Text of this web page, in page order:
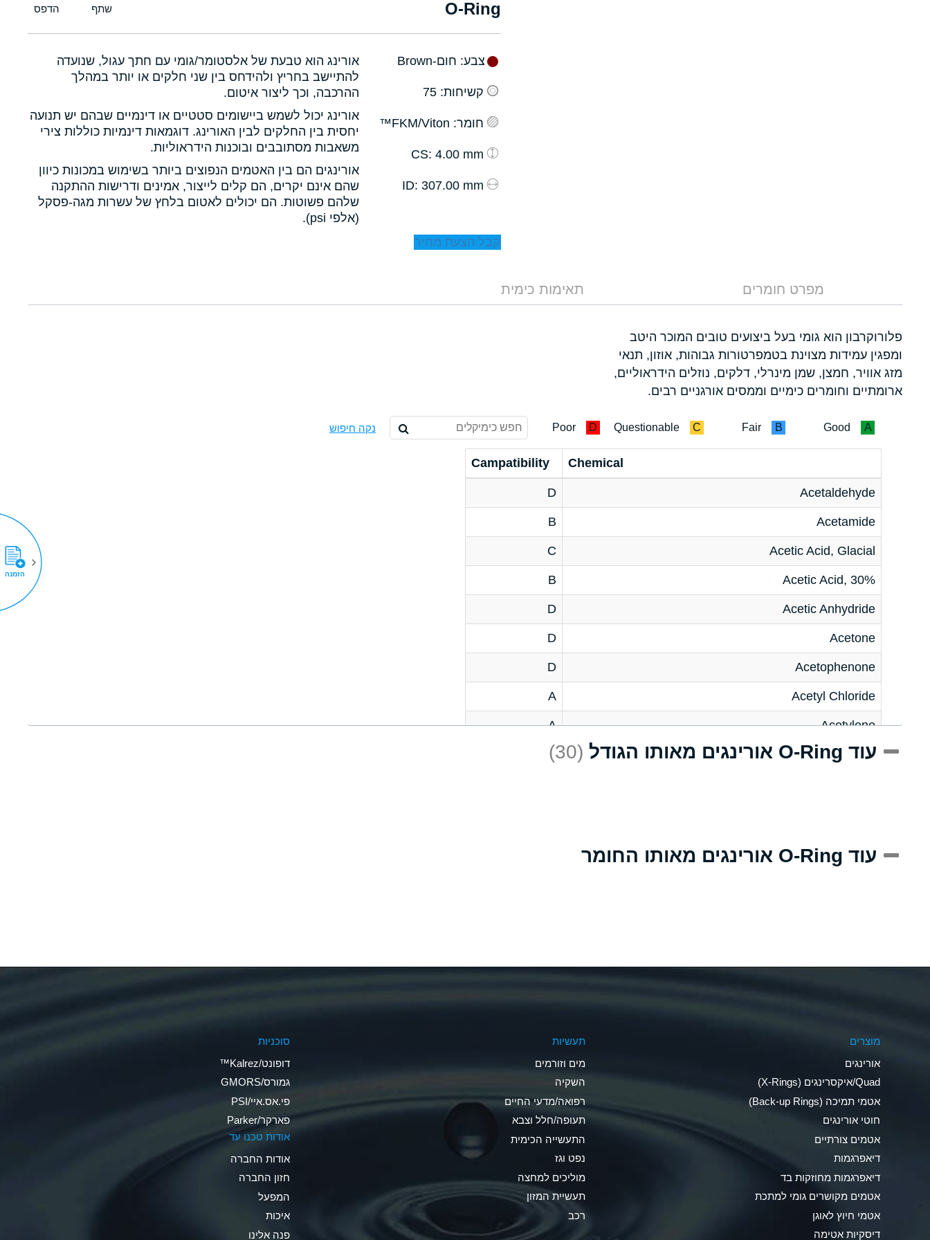
O-Ring
אורינג הוא טבעת של אלסטומר/גומי עם חתך עגול, שנועדה
להתיישב בחריץ ולהידחס בין שני חלקים או יותר במהלך
ההרכבה, וכך ליצור איטום.
אורינג יכול לשמש ביישומים סטטיים או דינמיים שבהם יש תנועה
יחסית בין החלקים לבין האורינג. דוגמאות דינמיות כוללות צירי
משאבות מסתובבים ובוכנות הידראוליות.
אורינגים הם בין האטמים הנפוצים ביותר בשימוש במכונות כיוון
שהם אינם יקרים, הם קלים לייצור, אמינים ודרישות ההתקנה
שלהם פשוטות. הם יכולים לאטום בלחץ של עשרות מגה-פסקל
(אלפי psi).
צבע: חום-Brown
קשיחות: 75
חומר: FKM/Viton™
: 4.00 mm
: 307.00 mm
קבל הצעת מחיר
מפרט חומרים תאימות כימית
פלורוקרבון הוא גומי בעל ביצועים טובים המוכר היטב
ומפגין עמידות מצוינת בטמפרטורות גבוהות, אוזון, תנאי
מזג אוויר, חמצן, שמן מינרלי, דלקים, נוזלים הידראוליים,
ארומתיים וחומרים כימיים וממסים אורגניים רבים.
A
Good
B
Fair
C
Questionable
D
Poor נקה חיפוש
Chemical
Campatibility
Acetaldehyde
D
Acetamide
B
Acetic Acid, Glacial
C
Acetic Acid, 30%
B
Acetic Anhydride
D
Acetone
D
Acetophenone
D
Acetyl Chloride
A
Acetylene
A
Acrlylonitrile
C
Aluminum Acetate (Aqueous)
Ammonia Anhydrous
D
Ammonia Gas (hot)
D
Ammonium Carbonate (Aqueous)
Ammonium Chloride (Aqueous)
A
Ammonium Hydroxide (conc.)
B
Ammonium Nitrate (Aqueous)
עוד O-Ring אורינגים מאותו הגודל (30)
עוד O-Ring אורינגים מאותו החומר
מוצרים
אורינגים
Quad/איקסרינגים (X-Rings)
אטמי תמיכה (Back-up Rings)
חוטי אורינגים
אטמים צורתיים
דיאפרגמות
דיאפרגמות מחוזקות בד
אטמים מקושרים גומי למתכת
אטמי חיוץ לאוגן
דיסקיות אטימה
תעשיות
מים וזורמים
השקיה
רפואה/מדעי החיים
תעופה/חלל וצבא
התעשייה הכימית
נפט וגז
מוליכים למחצה
תעשיית המזון
רכב
סוכניות
דופונט/Kalrez™
גמורס/GMORS
פי.אס.איי/PSI
פארקר/Parker
אודות טכנו עד
אודות החברה
חזון החברה
המפעל
איכות
פנה אלינו
הזמנה